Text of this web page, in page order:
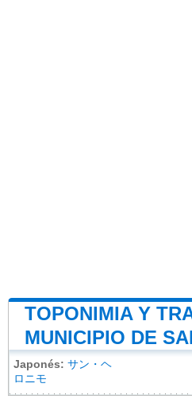
TOPONIMIA Y
MUNICIPIO DE
Japonés: サン・ヘ
ロニモ